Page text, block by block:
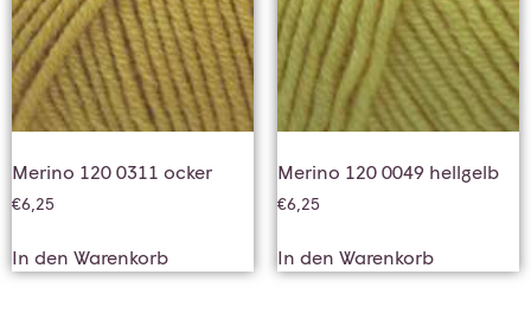
Merino 120 0311 ocker
€6,25
In den Warenkorb
Merino 120 0049 hellgelb
€6,25
In den Warenkorb